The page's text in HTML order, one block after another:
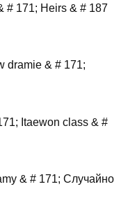
# 171; Heirs & # 187
dramie & # 171;
Itaewon class & #
& # 171; Случайно